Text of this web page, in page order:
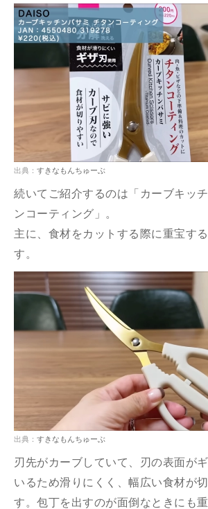
出典： すきなもんちゅーぶ
続いてご紹介するのは「カーブキッ
ンコーティング」。
主に、食材をカットする際に重宝す
す。
出典： すきなもんちゅーぶ
刃先がカーブしていて、刃の表面が
いるため滑りにくく、幅広い食材が
す。包丁を出すのが面倒なときにも重